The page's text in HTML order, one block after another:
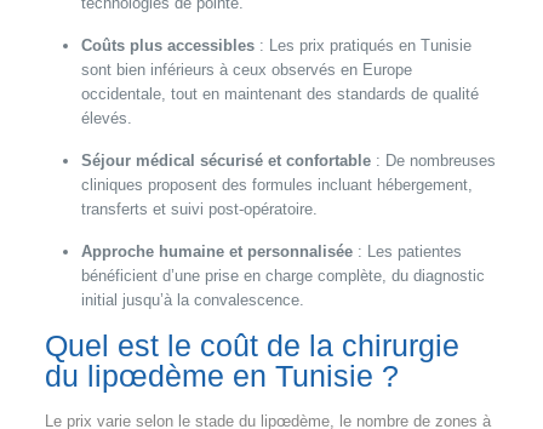
Coûts plus accessibles: Les prix pratiqués en Tunisie
sont bien inférieurs à ceux observés en Europe
occidentale, tout en maintenant des standards de qualité
élevés.
Séjour médical sécurisé et confortable: De nombreuses
cliniques proposent des formules incluant hébergement,
transferts et suivi post-opératoire.
Approche humaine et personnalisée: Les patientes
bénéficient d’une prise en charge complète, du diagnostic
initial jusqu’à la convalescence.
Quel est le coût de la chirurgie
du lipœdème en Tunisie ?
Le prix varie selon le stade du lipœdème, le nombre de zones à